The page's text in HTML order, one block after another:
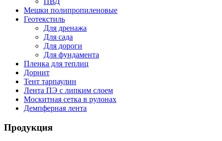
Мешки полипропиленовые
Геотекстиль
Для дренажа
Для сада
Для дороги
Для фундамента
Пленка для теплиц
Дорнит
Тент тарпаулин
Лента ПЭ с липким слоем
Москитная сетка в рулонах
Демпферная лента
Продукция